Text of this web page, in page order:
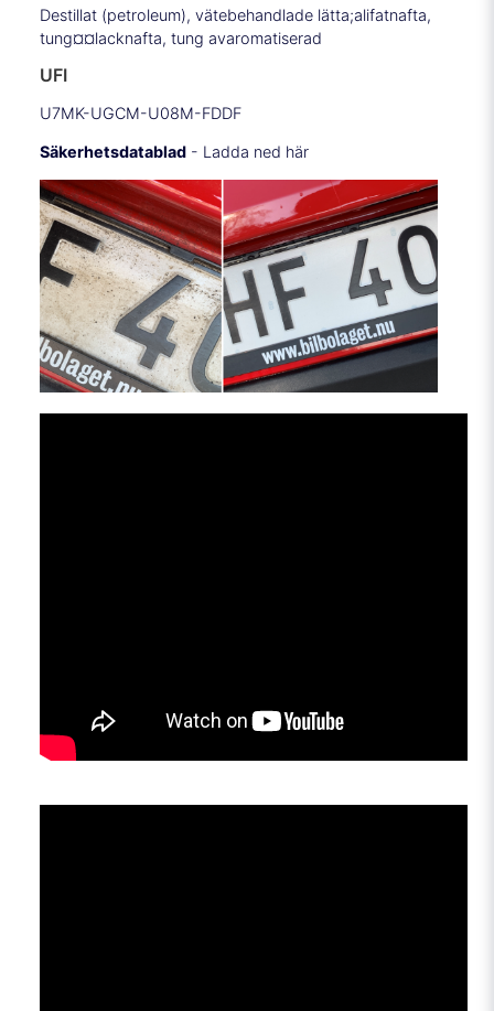
Destillat (petroleum), vätebehandlade lätta;alifatnafta,
tung¤¤lacknafta, tung avaromatiserad
UFI
U7MK-UGCM-U08M-FDDF
Säkerhetsdatablad - Ladda ned här